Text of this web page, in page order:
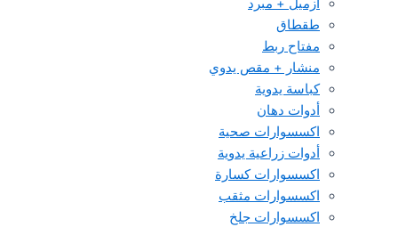
أزميل + مبرد
طقطاق
مفتاح ربط
منشار + مقص يدوي
كباسة يدوية
أدوات دهان
اكسسوارات صحية
أدوات زراعية يدوية
اكسسوارات كسارة
اكسسوارات مثقب
اكسسوارات جلخ